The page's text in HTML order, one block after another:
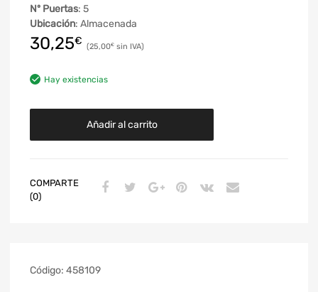
Nº Puertas: 5
Ubicación: Almacenada
30,25€ 25,00€
Hay existencias
Añadir al carrito
COMPARTE
(0)
Código: 458109